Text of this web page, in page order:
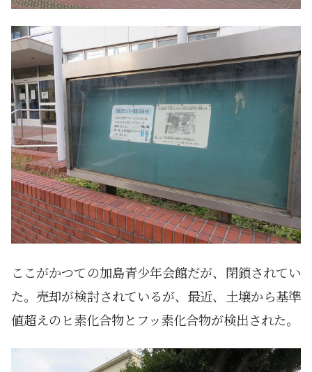
ここがかつての加島青少年会館だが、閉鎖されてい
た。売却が検討されているが、最近、土壌から基準
値超えのヒ素化合物とフッ素化合物が検出された。